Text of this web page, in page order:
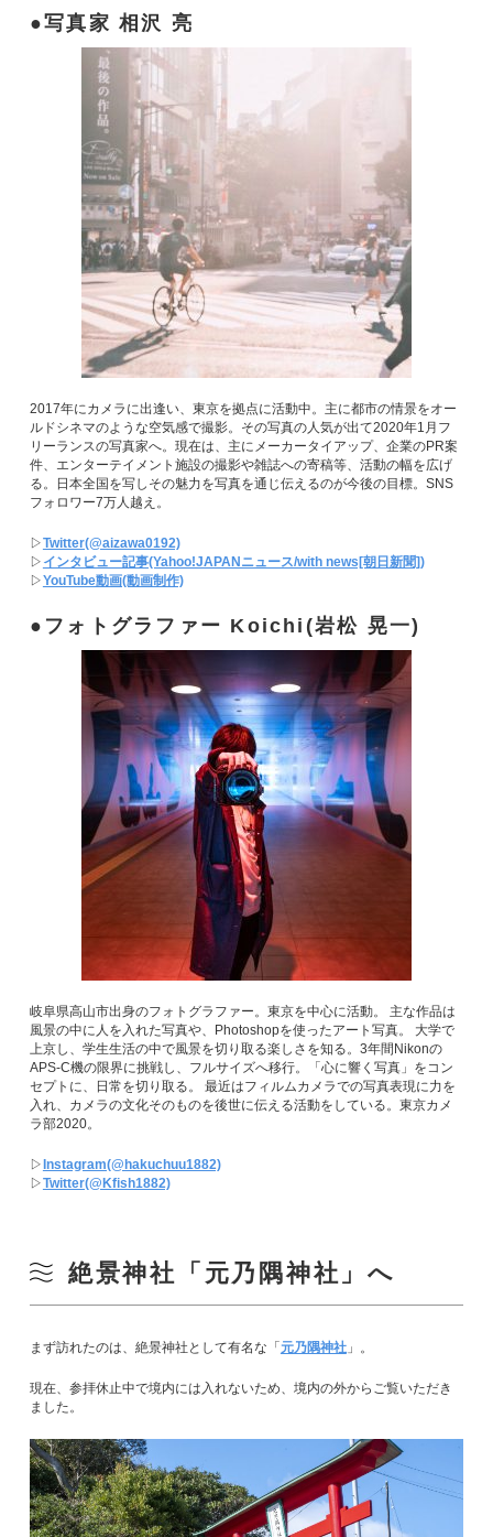
写真家 相沢 亮
2017年にカメラに出逢い、東京を拠点に活動中。主に都市の情景をオー
ルドシネマのような空気感で撮影。その写真の人気が出て2020年1月フ
リーランスの写真家へ。現在は、主にメーカータイアップ、企業のPR案
件、エンターテイメント施設の撮影や雑誌への寄稿等、活動の幅を広げ
る。日本全国を写しその魅力を写真を通じ伝えるのが今後の目標。SNS
フォロワー7万人越え。
▷Twitter(@aizawa0192)
▷ インタビュー記事(Yahoo!JAPANニュース/with news[朝日新聞])
▷YouTube動画(動画制作)
フォトグラファー Koichi(岩松 晃一)
岐阜県高山市出身のフォトグラファー。東京を中心に活動。 主な作品は
風景の中に人を入れた写真や、Photoshopを使ったアート写真。 大学で
上京し、学生生活の中で風景を切り取る楽しさを知る。3年間Nikonの
APS-C機の限界に挑戦し、フルサイズへ移行。「心に響く写真」をコン
セプトに、日常を切り取る。 最近はフィルムカメラでの写真表現に力を
入れ、カメラの文化そのものを後世に伝える活動をしている。東京カメ
ラ部2020。
▷Instagram(@hakuchuu1882)
▷Twitter(@Kfish1882)
絶景神社「元乃隅神社」へ
まず訪れたのは、絶景神社として有名な「元乃隅神社」。
現在、参拝休止中で境内には入れないため、境内の外からご覧いただき
ました。